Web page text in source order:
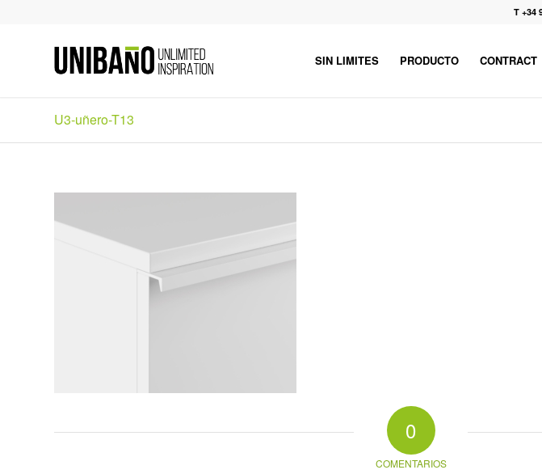
T +34
SIN LIMITES PRODUCTO CONTRACT
U3-uñero-T13
0
COMENTARIOS